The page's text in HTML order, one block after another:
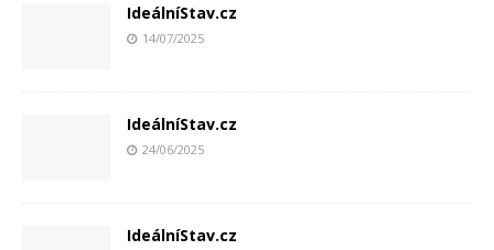
IdeálníStav.cz
14/07/2025
IdeálníStav.cz
24/06/2025
IdeálníStav.cz